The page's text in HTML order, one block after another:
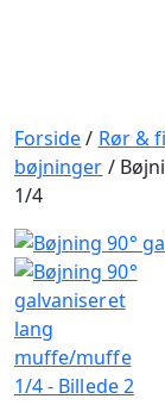
Forside/ Rør &
bøjninger /
1/4